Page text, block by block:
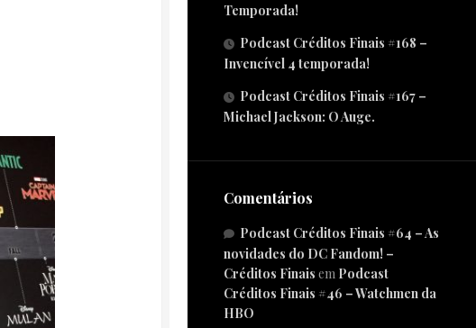
Temporada!
Podcast Créditos Finais #168 –
Invencível 4 temporada!
Podcast Créditos Finais #167 –
Michael Jackson: O Auge.
Comentários
Podcast Créditos Finais #64 – As
novidades do DC Fandom! –
Créditos Finais em Podcast
Créditos Finais #46 – Watchmen da
HBO